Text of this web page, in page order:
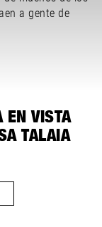
a gente de
EN VISTA
TALAIA